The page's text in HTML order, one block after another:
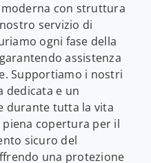
con struttura
servizio di
ogni fase della
assistenza
Supportiamo i nostri
dedicata e un
durante tutta la vita
copertura per il
sicuro del
una protezione